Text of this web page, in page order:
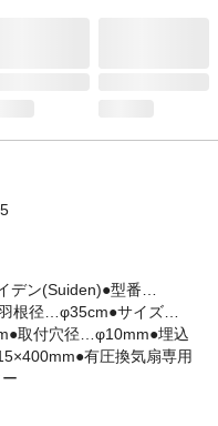
デン(Suiden)●型番…
根径…φ35cm●サイズ…
取付穴径…φ10mm●埋込
有圧換気扇専用